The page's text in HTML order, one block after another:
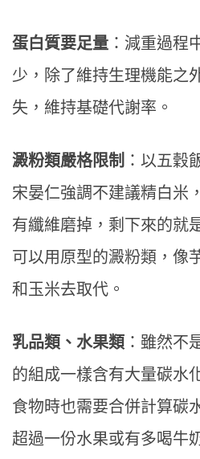
蛋白質要足量 ：減重過程
少，除了維持生理機能之
失，維持基礎代謝率。
澱粉類嚴格限制 ：以五穀
宋晏仁強調不建議精白米
有纖維磨掉，剩下來的就
可以用原型的澱粉類，像
和玉米去取代。
乳品類、水果類 ：雖然不
的組成一樣含有大量碳水
食物時也需要合併計算碳
超過一份水果或有多喝牛